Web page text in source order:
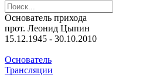
Основатель прихода
прот. Леонид Цыпин
15.12.1945 - 30.10.2010
Основатель
Трансляции